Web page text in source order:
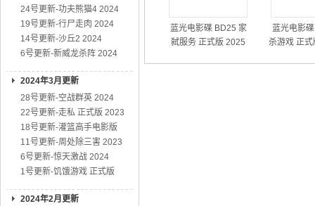
24号更新-功夫熊猫4 2024
19号更新-行尸走肉 2024
14号更新-沙丘2 2024
6号更新-新威龙杀阵 2024
2024年3月更新
28号更新-空战群英 2024
22号更新-走私 正式版 2023
18号更新-灌篮高手电影版
11号更新-周处除三害 2023
6号更新-惊天激战 2024
1号更新-饥饿游戏 正式版
2024年2月更新
蓝光电影碟 BD25 家
弑服务 正式版 2025
蓝光电影
杀游戏 正